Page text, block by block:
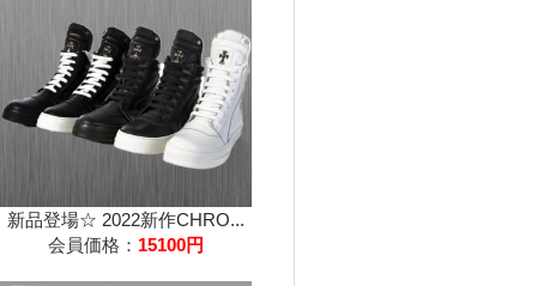
新品登場☆ 2022新作CHRO...
会員価格： 15100円